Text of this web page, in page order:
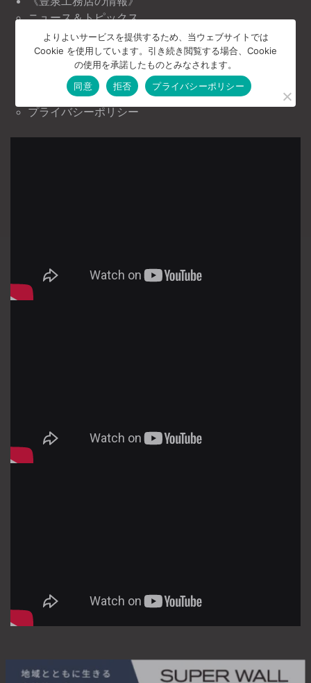
ニュース＆トピックス
イベント情報
《豊泉工務店について》
会社案内
お問い合わせ
プライバシーポリシー
よりよいサービスを提供するため、当ウェブサイトでは
Cookie を使用しています。引き続き閲覧する場合、Cookie
の使用を承諾したものとみなされます。
同意
拒否 プライバシーポリシー